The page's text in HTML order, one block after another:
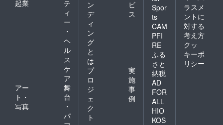
起業
テ
ィ
ー
・
ヘ
ル
ス
ケ
ア
アー
ト・
写真
舞
台
・
パ
ン
デ
ィ
ン
グ
と
は
ビ
ス
プ
ロ
ジ
ェ
ク
ト
実
施
事
例
Spor
ts
CAM
PFI
RE
ふる
さと
納税
AD
FOR
ALL
HIO
KOS
ラスメ
ントに
対する
考え方
クッ
キーポ
リシー